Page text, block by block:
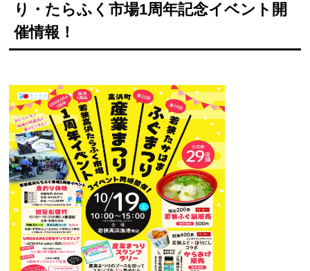
り・たらふく市場1周年記念イベント開
催情報！